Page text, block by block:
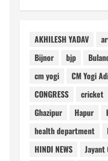
AKHILESH YADAV
Bijnor
bjp
cm yogi
CM Yogi
CONGRESS
cricket
Ghazipur
Hapur
health department
HINDI NEWS
Jayant